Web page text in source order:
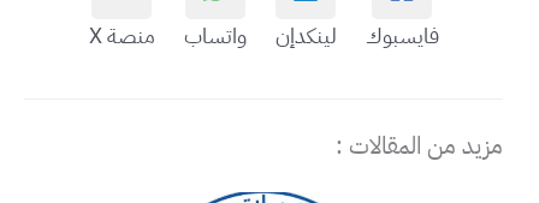
فايسبوك لينكدإن واتساب منصة X
مزيد من المقالات :